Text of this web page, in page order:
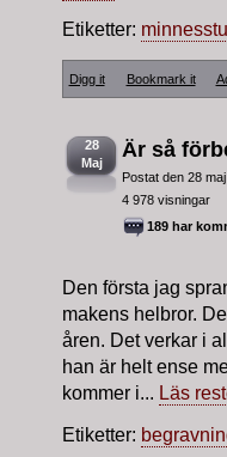
Etiketter:
Digg it Bookmark it
28
Maj
Är så
Postat den 28
4 978 visningar
189 har
Den första jag
makens helbror.
åren. Det verkar i
han är helt ense
kommer i... Läs
Etiketter: